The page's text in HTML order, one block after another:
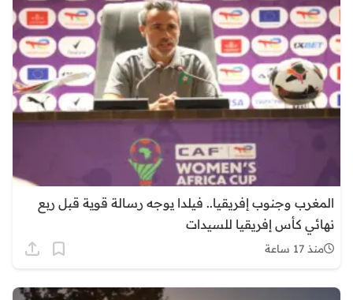
المغرب وجنوب إفريقيا.. فيلدا يوجه رسالة قوية قبل ربع
نهائي كأس إفريقيا للسيدات
منذ 17 ساعة